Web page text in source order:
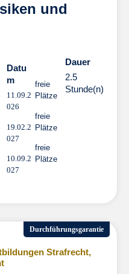
und
Datu
m
11.09.2
026
19.02.2
027
10.09.2
027
freie
Plätze
freie
Plätze
freie
Plätze
Dauer
2.5
Stunde(n)
Durchführungsgarantie
Strafrecht,